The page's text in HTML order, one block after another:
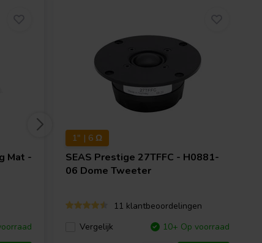
Mat -
1" | 6 Ω
SEAS Prestige 27TFFC - H0881-
06 Dome Tweeter
11 klantbeoordelingen
Vergelijk
10+ Op voorraad